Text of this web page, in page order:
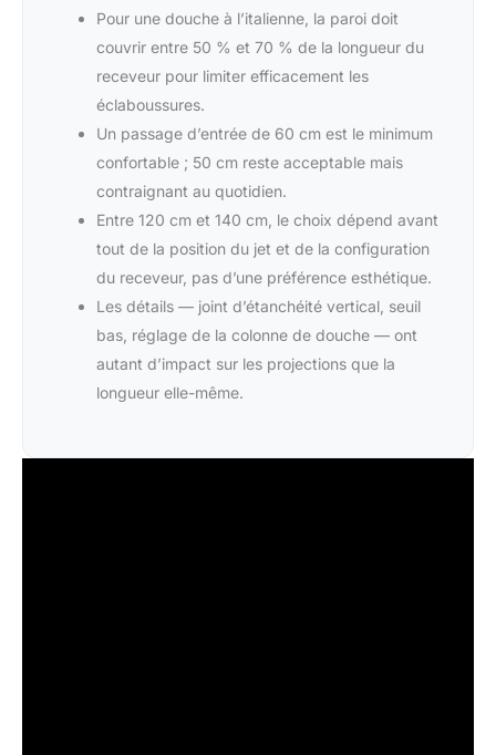
Pour une douche à l’italienne, la paroi doit
couvrir entre 50 % et 70 % de la longueur du
receveur pour limiter efficacement les
éclaboussures.
Un passage d’entrée de 60 cm est le minimum
confortable ; 50 cm reste acceptable mais
contraignant au quotidien.
Entre 120 cm et 140 cm, le choix dépend avant
tout de la position du jet et de la configuration
du receveur, pas d’une préférence esthétique.
Les détails — joint d’étanchéité vertical, seuil
bas, réglage de la colonne de douche — ont
autant d’impact sur les projections que la
longueur elle-même.